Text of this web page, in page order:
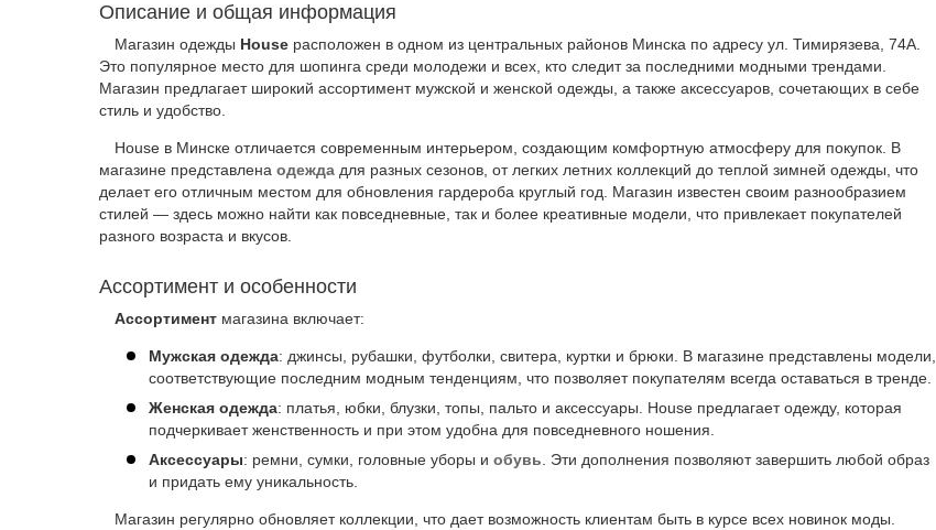
Описание и общая информация
Магазин одежды House расположен в одном из центральных районов Минска по адресу ул. Тимирязева, 74А.
Это популярное место для шопинга среди молодежи и всех, кто следит за последними модными трендами.
Магазин предлагает широкий ассортимент мужской и женской одежды, а также аксессуаров, сочетающих в себе
стиль и удобство.
House в Минске отличается современным интерьером, создающим комфортную атмосферу для покупок. В
магазине представленаодежда для разных сезонов, от легких летних коллекций до теплой зимней одежды, что
делает его отличным местом для обновления гардероба круглый год. Магазин известен своим разнообразием
стилей — здесь можно найти как повседневные, так и более креативные модели, что привлекает покупателей
разного возраста и вкусов.
Ассортимент и особенности
Ассортимент магазина включает:
Мужская одежда: джинсы, рубашки, футболки, свитера, куртки и брюки. В магазине представлены модели,
соответствующие последним модным тенденциям, что позволяет покупателям всегда оставаться в тренде.
Женская одежда: платья, юбки, блузки, топы, пальто и аксессуары. House предлагает одежду, которая
подчеркивает женственность и при этом удобна для повседневного ношения.
Аксессуары: ремни, сумки, головные уборы иобувь. Эти дополнения позволяют завершить любой образ
и придать ему уникальность.
Магазин регулярно обновляет коллекции, что дает возможность клиентам быть в курсе всех новинок моды.